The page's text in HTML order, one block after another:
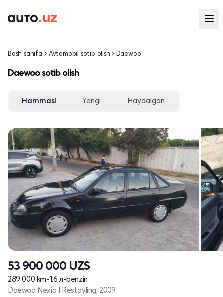
Bosh sahifa Avtomobil sotib olish Daewoo
Daewoo sotib olish
Hammasi Yangi Haydalgan
53 900 000 UZS
289 000 km•1.6 л•benzin
Daewoo Nexia I Restayling, 2009